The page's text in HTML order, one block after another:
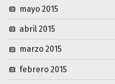
mayo 2015
abril 2015
marzo 2015
febrero 2015